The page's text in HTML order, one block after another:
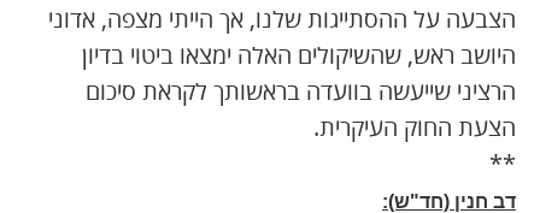
הצבעה על ההסתייגות שלנו, אך הייתי מצפה, אדוני
היושב ראש, שהשיקולים האלה ימצאו ביטוי בדיון
הרציני שייעשה בוועדה בראשותך לקראת סיכום
הצעת החוק העיקרית.
**
דב חנין (חד"ש):